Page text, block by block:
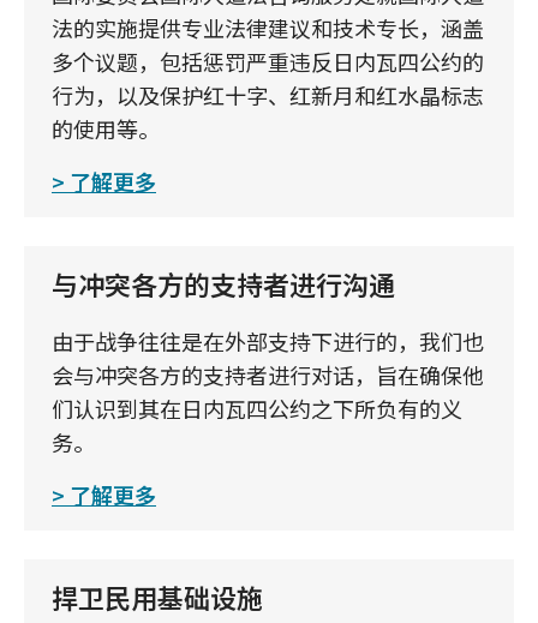
法的实施提供专业法律建议和技术专长，涵盖
多个议题，包括惩罚严重违反日内瓦四公约的
行为，以及保护红十字、红新月和红水晶标志
的使用等。
了解更多
与冲突各方的支持者进行沟通
由于战争往往是在外部支持下进行的，我们也
会与冲突各方的支持者进行对话，旨在确保他
们认识到其在日内瓦四公约之下所负有的义
务。
了解更多
捍卫民用基础设施